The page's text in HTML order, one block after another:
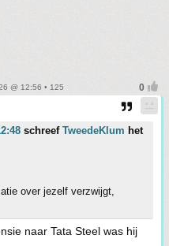
@ 12:56 • 125
schreef TweedeKlum het
over jezelf verzwijgt,
naar Tata Steel was hij